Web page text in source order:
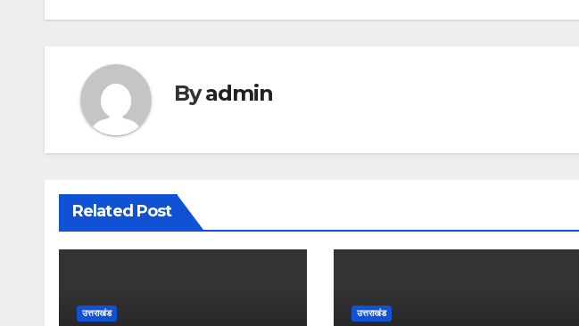
Byadmin
Related Post
उत्तराखंड उत्तराखंड